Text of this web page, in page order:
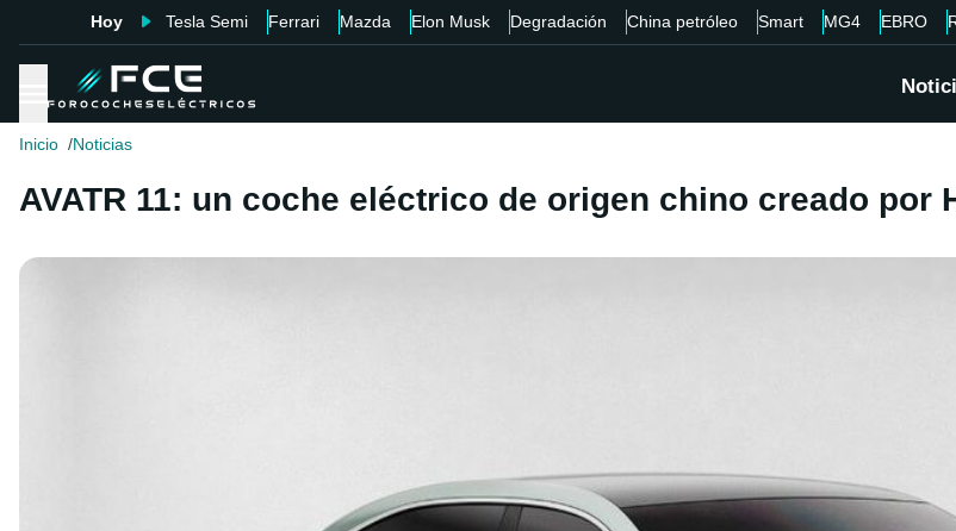
Hoy Tesla Semi Ferrari Mazda Elon Musk Degradación China petróleo Smart MG4 EBRO
Inicio Noticias
AVATR 11: un coche eléctrico de origen chino creado por